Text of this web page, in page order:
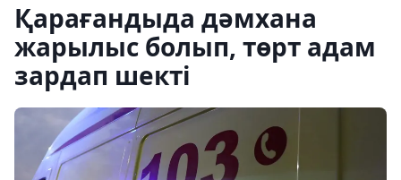
Қарағандыда дәмхана
жарылыс болып, төрт адам
зардап шекті